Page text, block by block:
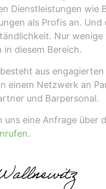
Dienstleistungen wie
als Profis an. Und
Nur
in diesem Bereich.
besteht aus
einem Netzwerk an
und Barpersonal.
uns eine Anfrage über